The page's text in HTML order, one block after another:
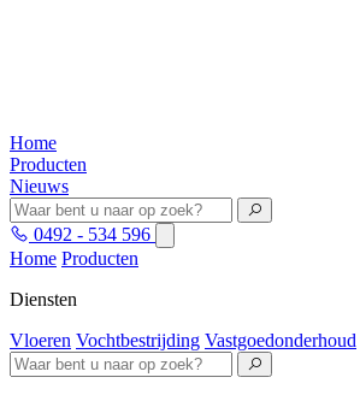
Home
Producten
Nieuws
0492 - 534 596
Home Producten
Diensten
Vloeren Vochtbestrijding Vastgoedonderhoud